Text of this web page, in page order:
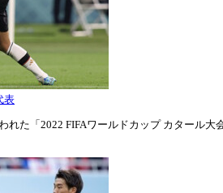
表
た「2022 FIFAワールドカップ カタール